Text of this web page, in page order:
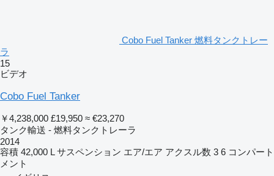
Cobo Fuel Tanker 燃料タンクトレー
ラ
15
ビデオ
Cobo Fuel Tanker
￥4,238,000 £19,950 ≈ €23,270
タンク輸送 - 燃料タンクトレーラ
2014
容積 42,000 L サスペンション エア/エア アクスル数 3 6 コンパート
メント